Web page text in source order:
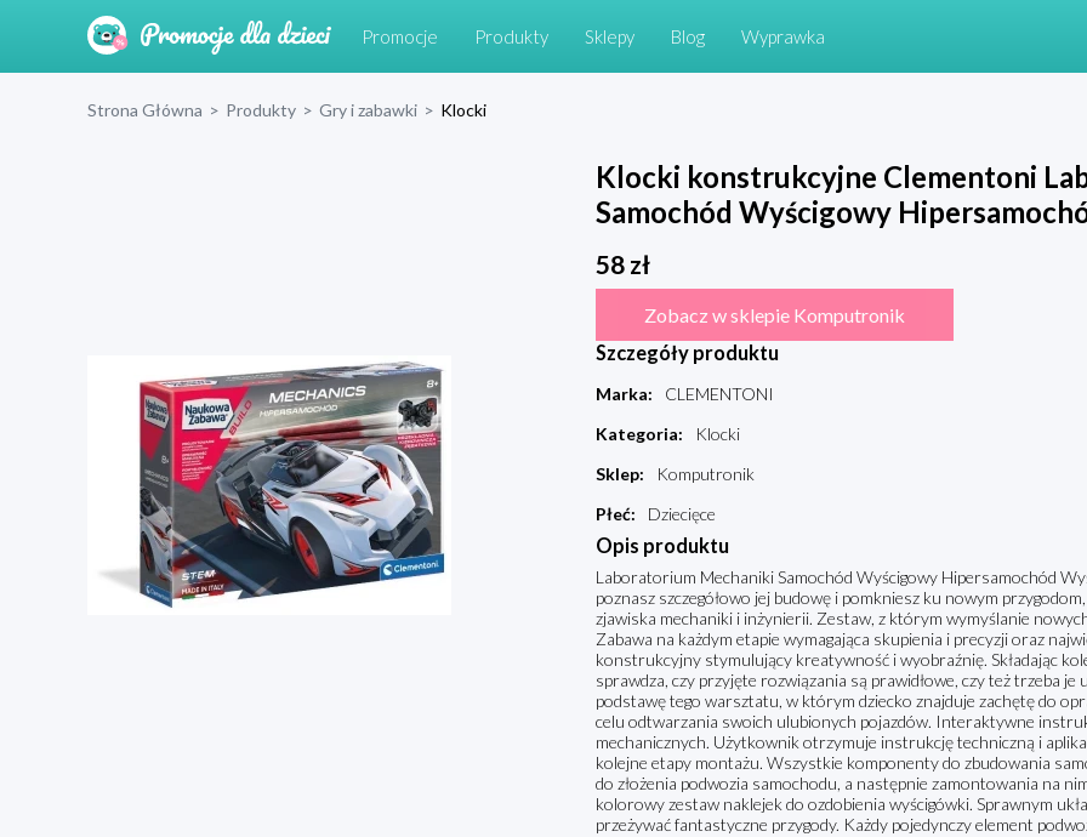
Promocje Produkty Sklepy Blog Wyprawka
Strona Główna > Produkty > Gry i zabawki > Klocki
Klocki konstrukcyjne Clementoni
Samochód Wyścigowy
58zł
Zobacz w sklepie Komputronik
Szczegóły produktu
Marka:
CLEMENTONI
Kategoria:
Klocki
Sklep:
Komputronik
Płeć: Dziecięce
Opis produktu
Laboratorium Mechaniki Samochód Wyścigowy Hipersamochód
poznasz szczegółowo jej budowę i pomkniesz ku nowym
zjawiska mechaniki i inżynierii. Zestaw, z którym wymyślanie
Zabawa na każdym etapie wymagająca skupienia i precyzji oraz
konstrukcyjny stymulujący kreatywność i wyobraźnię. Składając
sprawdza, czy przyjęte rozwiązania są prawidłowe, czy też trzeba
podstawę tego warsztatu, w którym dziecko znajduje zachętę do
celu odtwarzania swoich ulubionych pojazdów. Interaktywne
mechanicznych. Użytkownik otrzymuje instrukcję techniczną i
kolejne etapy montażu. Wszystkie komponenty do zbudowania
do złożenia podwozia samochodu, a następnie zamontowania na
kolorowy zestaw naklejek do ozdobienia wyścigówki. Sprawnym
przeżywać fantastyczne przygody. Każdy pojedynczy element